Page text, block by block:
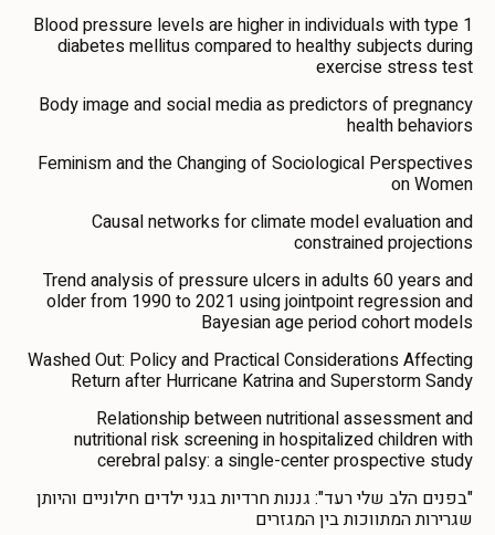
Blood pressure levels are higher in individuals with type 1
diabetes mellitus compared to healthy subjects during
exercise stress test
Body image and social media as predictors of pregnancy
health behaviors
Feminism and the Changing of Sociological Perspectives
on Women
Causal networks for climate model evaluation and
constrained projections
Trend analysis of pressure ulcers in adults 60 years and
older from 1990 to 2021 using jointpoint regression and
Bayesian age period cohort models
Washed Out: Policy and Practical Considerations Affecting
Return after Hurricane Katrina and Superstorm Sandy
Relationship between nutritional assessment and
nutritional risk screening in hospitalized children with
cerebral palsy: a single-center prospective study
"בפנים הלב שלי רעד": גננות חרדיות בגני ילדים חילוניים והיותן
שגרירות המתווכות בין המגזרים